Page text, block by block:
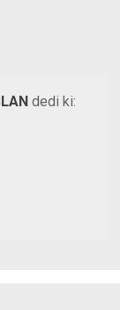
dedi ki: